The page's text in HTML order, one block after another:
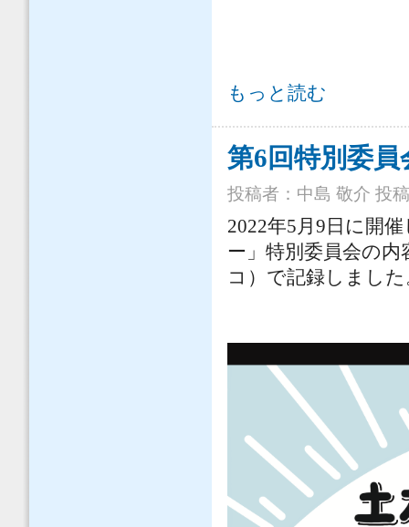
提言書『Beyondコロナの日本創生
した について
もっと読む
第6回特別委
投稿者： 中島 敬介 投
2022年5月9日に開
ー」特別委員会の
コ）で記録しました